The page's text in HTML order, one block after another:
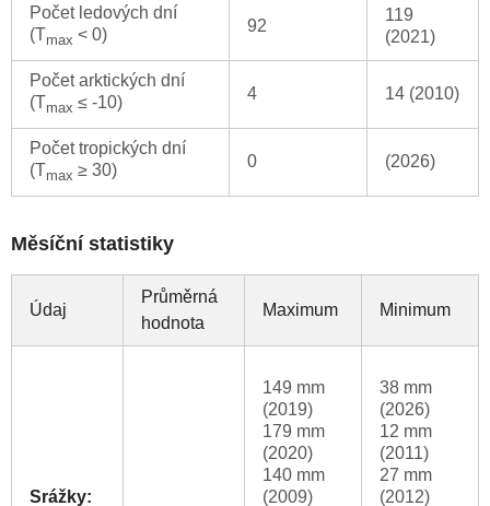
Počet ledových dní
(Tmax < 0) 92
119
(2021)
Počet arktických dní
(Tmax ≤ -10) 4 14 (2010)
Počet tropických dní
(Tmax ≥ 30) 0 (2026)
Měsíční statistiky
Údaj
Průměrná
hodnota
Maximum Minimum
Srážky:
149 mm
(2019)
179 mm
(2020)
140 mm
(2009)
38 mm
(2026)
12 mm
(2011)
27 mm
(2012)